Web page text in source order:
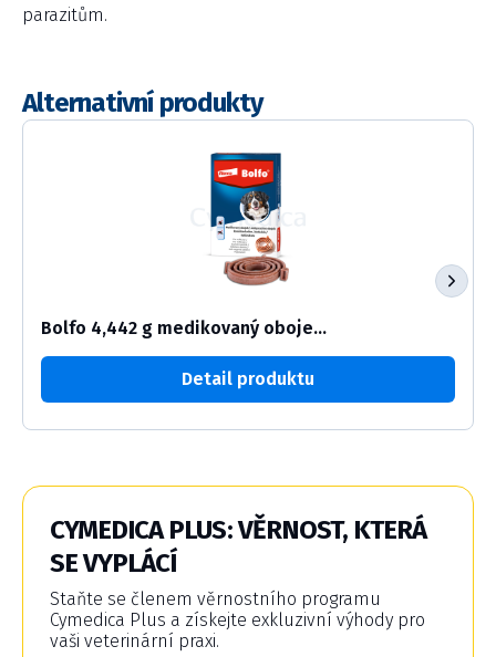
parazitům.
Alternativní produkty
Bolfo 4,442 g medikovaný oboje...
Detail produktu
CYMEDICA PLUS: VĚRNOST, KTERÁ
SE VYPLÁCÍ
Staňte se členem věrnostního programu
Cymedica Plus a získejte exkluzivní výhody pro
vaši veterinární praxi.